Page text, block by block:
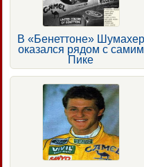
В «Бенеттоне» Шумахер
оказался рядом с самим
Пике